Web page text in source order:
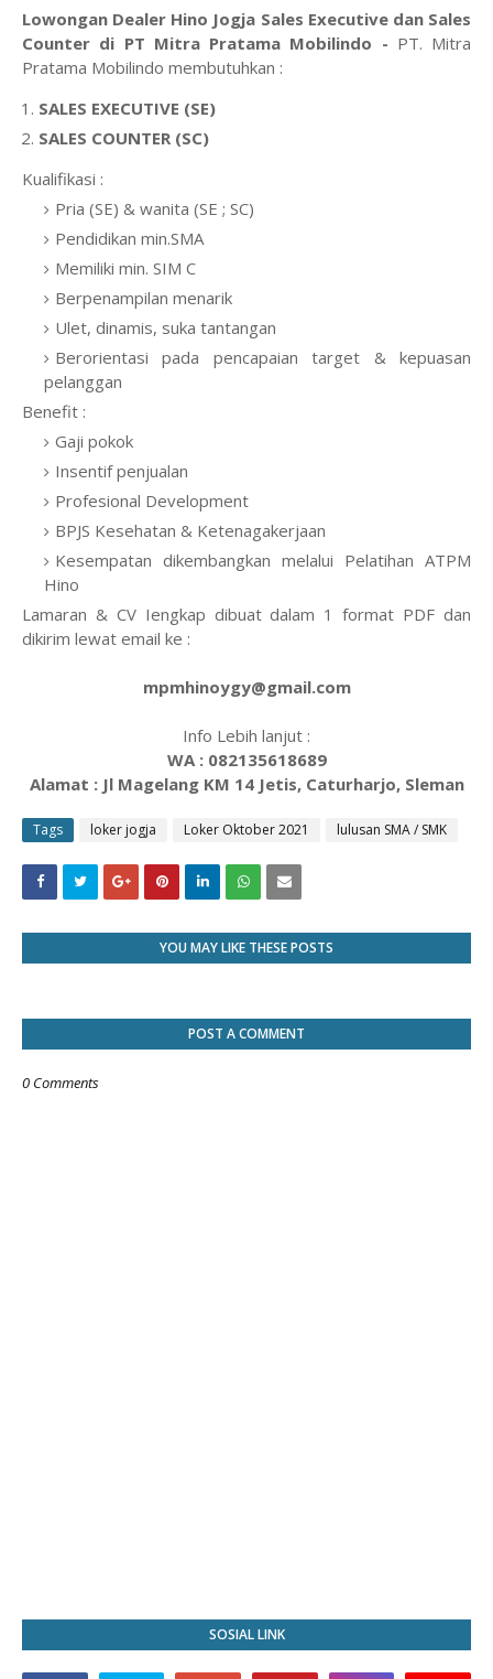
Lowongan Dealer Hino Jogja Sales Executive dan Sales
Counter di PT Mitra Pratama Mobilindo - PT. Mitra
Pratama Mobilindo membutuhkan :
SALES EXECUTIVE (SE)
SALES COUNTER (SC)
Kualifikasi :
Pria (SE) & wanita (SE ; SC)
Pendidikan min.SMA
Memiliki min. SIM C
Berpenampilan menarik
Ulet, dinamis, suka tantangan
Berorientasi pada pencapaian target & kepuasan
pelanggan
Benefit :
Gaji pokok
Insentif penjualan
Profesional Development
BPJS Kesehatan & Ketenagakerjaan
Kesempatan dikembangkan melalui Pelatihan ATPM
Hino
Lamaran & CV Iengkap dibuat dalam 1 format PDF dan
dikirim lewat email ke :
mpmhinoygy@gmail.com
Info Lebih lanjut :
WA : 082135618689
Alamat : Jl Magelang KM 14 Jetis, Caturharjo, Sleman
Tags loker jogja Loker Oktober 2021 lulusan SMA / SMK
YOU MAY LIKE THESE POSTS
POST A COMMENT
0 Comments
SOSIAL LINK